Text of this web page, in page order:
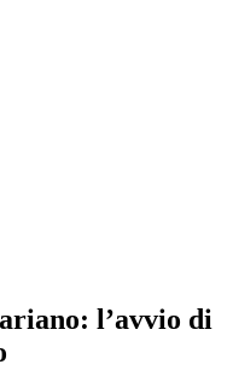
l’avvio di